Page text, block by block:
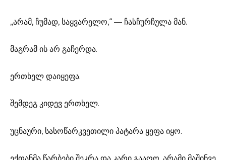
„არამ, ჩუმად, საყვარელო,“ — ჩასჩურჩულა მან.
მაგრამ ის არ გაჩერდა.
ერთხელ დაიყეფა.
შემდეგ კიდევ ერთხელ.
უცნაური, სასოწარკვეთილი პატარა ყეფა იყო.